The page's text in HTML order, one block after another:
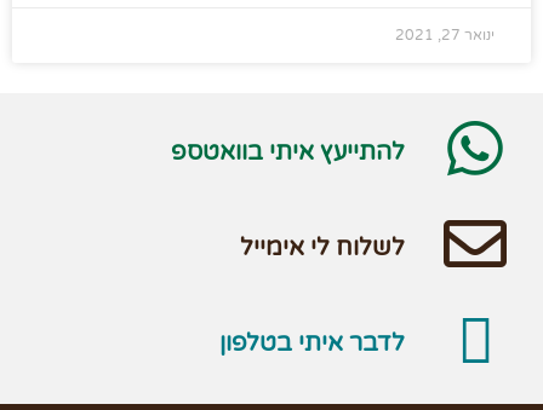
ינואר 27, 2021
להתייעץ איתי בוואטספ
לשלוח לי אימייל
לדבר איתי בטלפון